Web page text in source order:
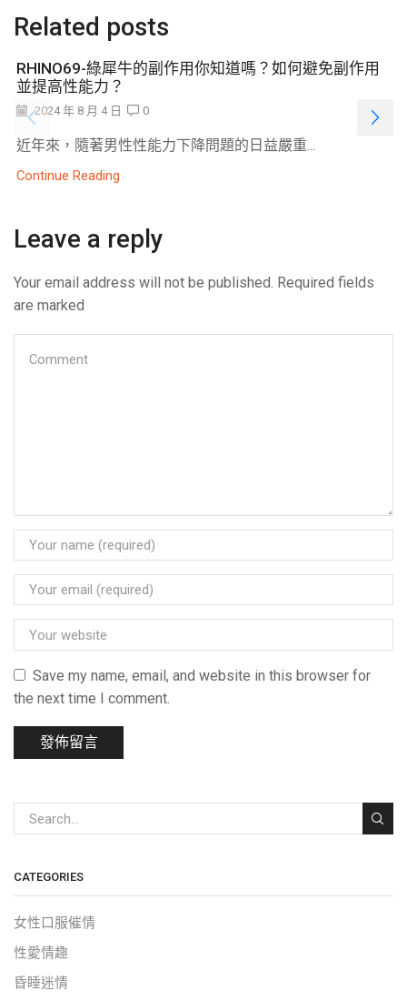
Related posts
RHINO69-綠犀牛的副作用你知道嗎？如何避免副作用
並提高性能力？
2024 年 8 月 4 日 0
近年來，隨著男性性能力下降問題的日益嚴重...
Continue Reading
Leave a reply
Your email address will not be published. Required fields
are marked
Save my name, email, and website in this browser for
the next time I comment.
CATEGORIES
女性口服催情
性愛情趣
昏睡迷情